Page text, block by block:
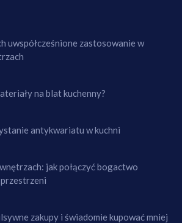
uwspółcześnione zastosowanie w
na blat kuchenny?
antykwariatu w kuchni
jak połączyć bogactwo
zakupy i świadomie kupować mniej